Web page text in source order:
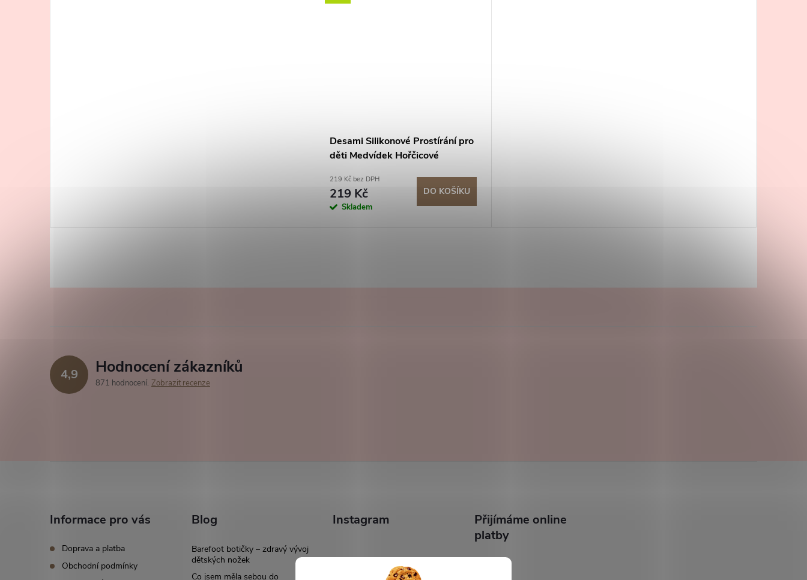
Desami Silikonové Prostírání pro
děti Medvídek Hořčicové
219 Kč bez DPH
219 Kč
Skladem
DO KOŠÍKU
4,9 Hodnocení zákazníků
871 hodnocení Zobrazit recenze
Informace pro vás
Doprava a platba
Obchodní podmínky
Blog
Barefoot botičky – zdravý vývoj
dětských nožek
Co jsem měla sebou do
Instagram
Přijímáme online
platby